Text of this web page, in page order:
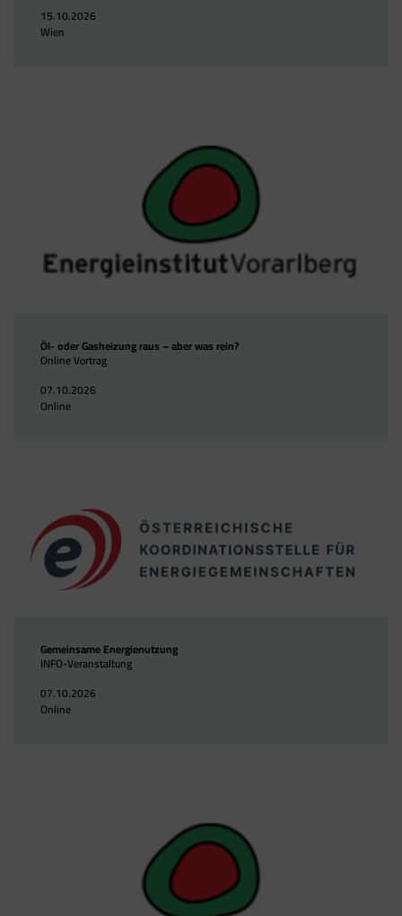
15.10.2026
Wien
Öl- oder Gasheizung raus – aber was rein?
Online Vortrag
07.10.2026
Online
Gemeinsame Energienutzung
INFO-Veranstaltung
07.10.2026
Online